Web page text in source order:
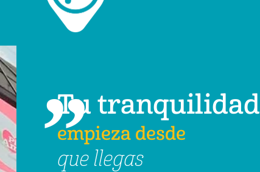
,,
Tu tranquilidad
empieza desde
que llegas